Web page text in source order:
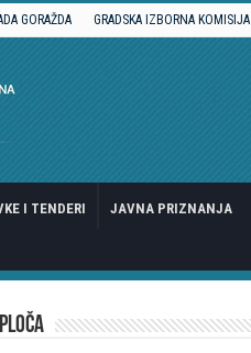
GORAŽDA GRADSKA IZBORNA KOMISIJA
I TENDERI JAVNA PRIZNANJA